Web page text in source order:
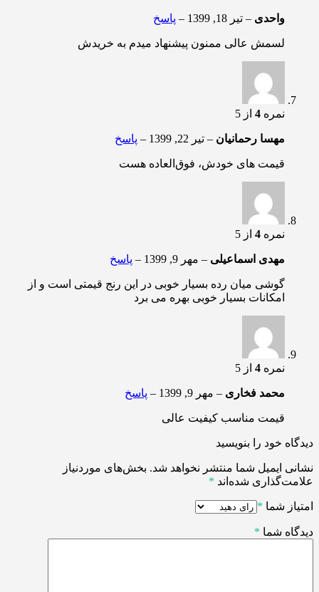
واحدی – تیر 18, 1399 – پاسخ
لسمش عالی ممنون پیشنهاد میدم به خریدش
نمره 4 از 5
مهسا رحمانیان – تیر 22, 1399 – پاسخ
قیمت های خودش، فوق‌العاده هست
نمره 4 از 5
مهدی اسماعیلی – مهر 9, 1399 – پاسخ
گوشی میان رده بسیار خوبی در این رنج قیمتی است و از
امکانات بسیار خوبی بهره می برد
نمره 4 از 5
محمد فخاری – مهر 9, 1399 – پاسخ
قیمت مناسب کیفیت عالی
دیدگاه خود را بنویسید
نشانی ایمیل شما منتشر نخواهد شد. بخش‌های موردنیاز
علامت‌گذاری شده‌اند *
امتیاز شما *
دیدگاه شما *